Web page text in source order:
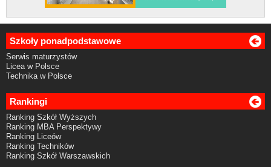
Szkoły ponadpodstawowe
Serwis maturzystów
Licea w Polsce
Technika w Polsce
Rankingi
Ranking Szkół Wyższych
Ranking MBA Perspektywy
Ranking Liceów
Ranking Techników
Ranking Szkół Warszawskich